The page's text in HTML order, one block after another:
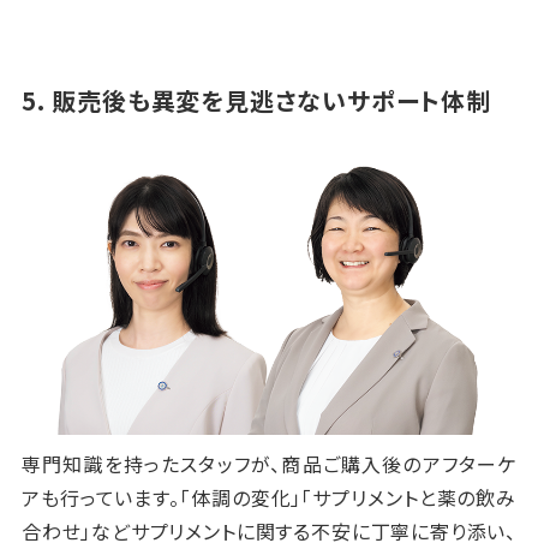
5. 販売後も異変を見逃さないサポート体制
専門知識を持ったスタッフが、商品ご購入後のアフターケ
アも行っています。「体調の変化」「サプリメントと薬の飲み
合わせ」などサプリメントに関する不安に丁寧に寄り添い、